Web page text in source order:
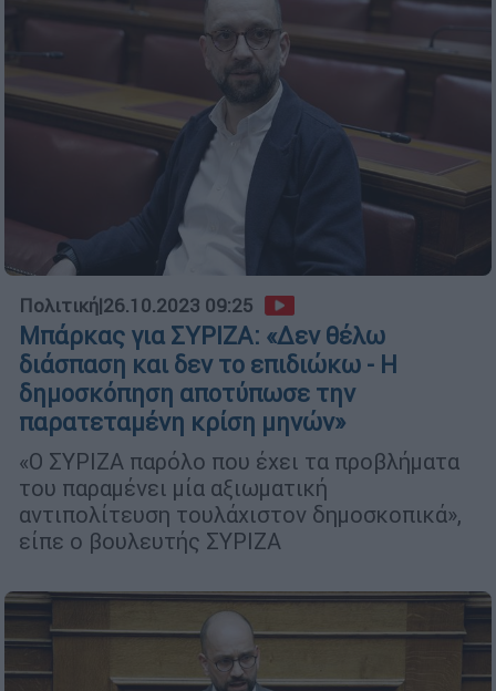
Πολιτική|26.10.2023 09:25
Μπάρκας για ΣΥΡΙΖΑ: «Δεν θέλω
διάσπαση και δεν το επιδιώκω - H
δημοσκόπηση αποτύπωσε την
παρατεταμένη κρίση μηνών»
«Ο ΣΥΡΙΖΑ παρόλο που έχει τα προβλήματα
του παραμένει μία αξιωματική
αντιπολίτευση τουλάχιστον δημοσκοπικά»,
είπε ο βουλευτής ΣΥΡΙΖΑ